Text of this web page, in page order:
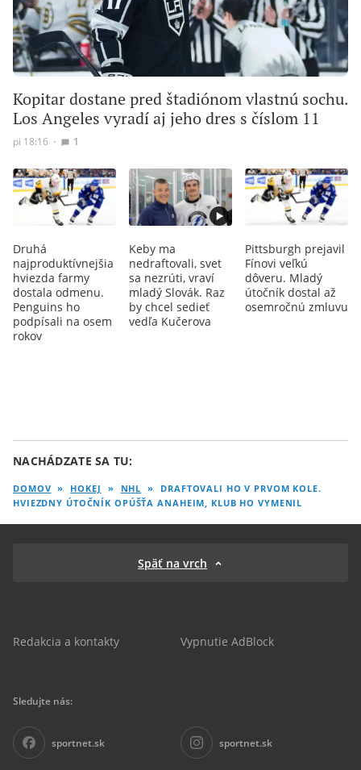
Kopitar dostane pred štadiónom vlastnú sochu.
Los Angeles vyradí aj jeho dres s číslom 11
pi 18:16 ∙ 1
Druhá
najproduktívnejšia
hviezda farmy
dostala odmenu.
Penguins ho
podpísali na osem
rokov
Keby ma
nedraftovali, svet
sa nezrúti, vraví
mladý Slovák. Raz
by chcel sedieť
vedľa Kučerova
Pittsburgh prejavil
Fínovi veľkú
dôveru. Mladý
útočník dostal až
osemročnú zmluvu
NACHÁDZATE SA TU:
DOMOV » HOKEJ » NHL »
DRAFTOVALI HO V PRVOM KOLE.
HVIEZDNY ÚTOČNÍK OPÚŠŤA ANAHEIM, KLUB HO VYMENIL
Späť na vrch
Redakcia a kontakty Vypnutie AdBlock
Sledujte nás:
sportnet.sk sportnet.sk